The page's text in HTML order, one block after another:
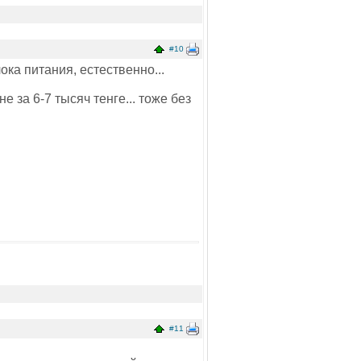
#10
питания, естественно...
за 6-7 тысяч тенге... тоже без
#11